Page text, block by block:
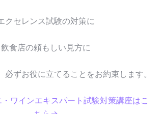
クセレンス試験の対策に
飲食店の頼もしい見方に
必ずお役に立てることをお約束します。
ワインエキスパート試験対策講座はこ